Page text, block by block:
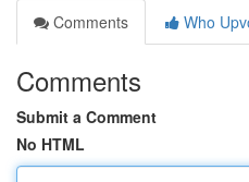
Comments
Who
Comments
Submit a Comment
No HTML